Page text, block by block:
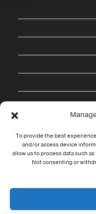
To provide the best
and/or access device
allow us to process data such
Not consenting or
- تبسة